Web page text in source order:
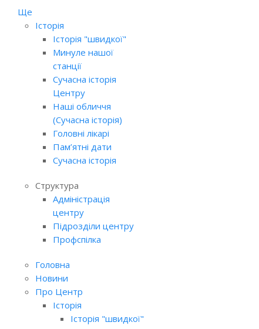
Ще
Історія
Історія "швидкої"
Минуле нашої
станції
Сучасна історія
Центру
Наші обличчя
(Сучасна історія)
Головні лікарі
Пам’ятні дати
Сучасна історія
Структура
Адміністрація
центру
Підрозділи центру
Профспілка
Головна
Новини
Про Центр
Історія
Історія "швидкої"